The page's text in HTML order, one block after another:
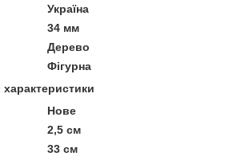
Україна
34 мм
Дерево
Фігурна
Нове
2,5 см
33 см